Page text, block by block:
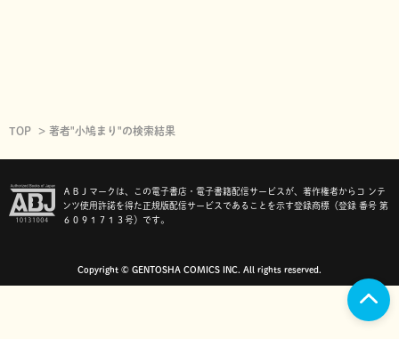
TOP 著者"小鳩まり"の検索結果
ＡＢＪマークは、この電子書店・電子書籍配信サービスが、著作権者からコ ンテ
ンツ使用許諾を得た正規版配信サービスであることを示す登録商標（登録 番号 第
６０９１７１３号）です。
Copyright © GENTOSHA COMICS INC. All rights reserved.